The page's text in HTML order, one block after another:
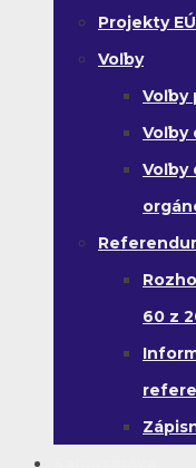
Projekty
Voľby
Voľby
Voľby
Voľby
60 z